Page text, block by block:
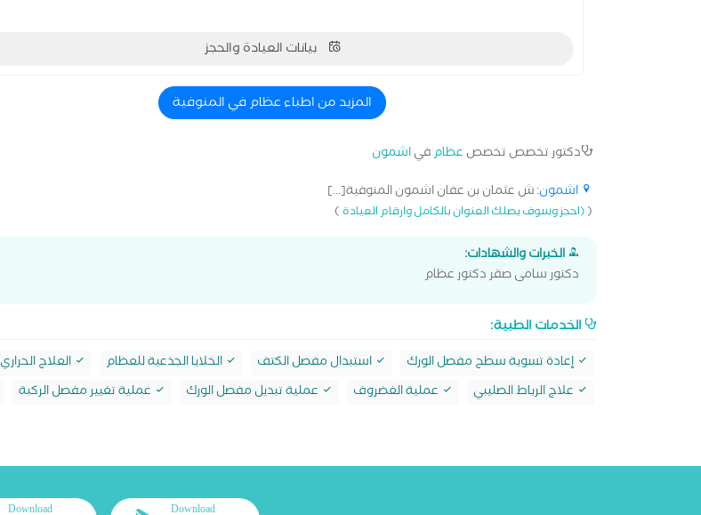
بيانات العيادة والحجز
المزيد من اطباء عظام في المنوفية
دكتور تخصص تخصص عظامفياشمون
اشمون: ش عثمان بن عفان اشمون المنوفية[...]
((احجز وسوف يصلك العنوان بالكامل وارقام العيادة)
الخبرات والشهادات:
دكتور سامى صقر دكتور عظام
الخدمات الطبية:
إعادة تسوية سطح مفصل الورك استبدال مفصل الكتف الخلايا الجذعية للعظام العلاج الحراري
علاج الرباط الصليبي
عملية الغضروف عملية تبديل مفصل الورك عملية تغيير مفصل الركبة
Download
Download